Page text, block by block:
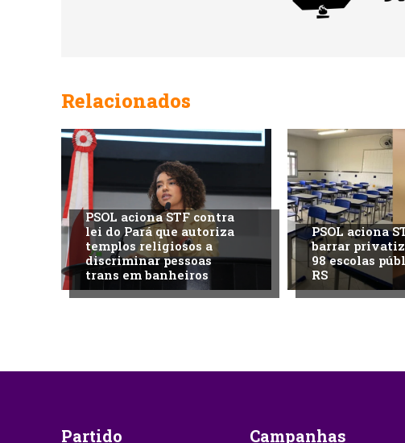
Relacionados
PSOL aciona STF contra
lei do Pará que autoriza
templos religiosos a
discriminar pessoas
trans em banheiros
PSOL aciona
barrar
98 escolas
RS
Partido Campanhas